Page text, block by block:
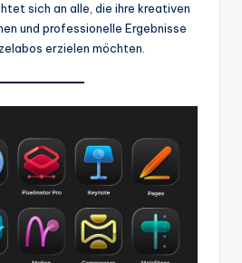
sich an alle, die ihre kreativen
und professionelle Ergebnisse
erzielen möchten.